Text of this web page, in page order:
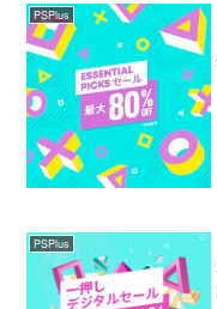
PSPlus
PSPlus